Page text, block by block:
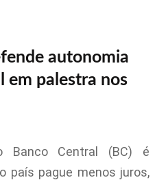
autonomia
em palestra nos
Banco Central (BC) é
país pague menos juros,